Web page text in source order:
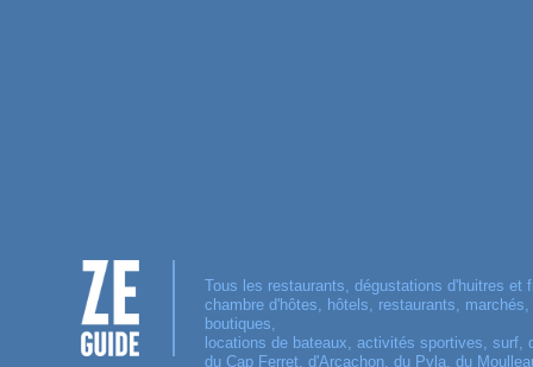
Tous les restaurants, dégustations d'huitres et
chambre d'hôtes, hôtels, restaurants, marchés,
boutiques,
locations de bateaux, activités sportives, surf,
du Cap Ferret, d'Arcachon, du Pyla, du